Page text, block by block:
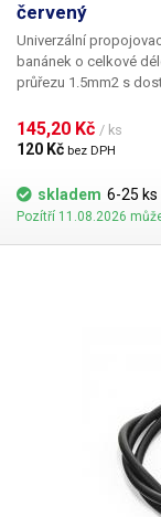
červený
Univerzální
banánek o celkové
průřezu 1.5mm2 s
spojovat do sebe
samicí. Vhodné k
145,20 Kč / ks
120 Kč bez DPH
skladem 6-25 ks
Pozítří 11.08.2026